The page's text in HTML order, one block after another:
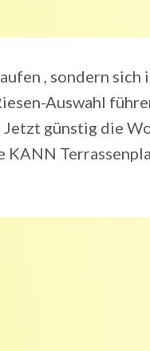
, sondern sich
Auswahl
günstig die
KANN